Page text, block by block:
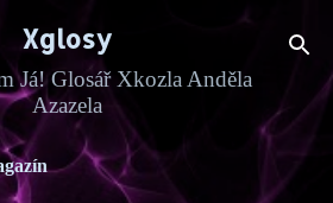
na hlavní obsah
Xglosy
Já! Glosář Xkozla Anděla
Azazela